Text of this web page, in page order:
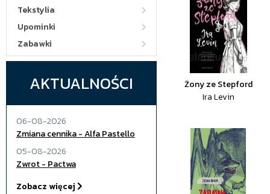
Tekstylia
Upominki
Zabawki
AKTUALNOŚCI
06-08-2026
Zmiana cennika - Alfa Pastello
05-08-2026
Zwrot - Pactwa
Zobacz więcej
Żony ze Stepford
Ira Levin